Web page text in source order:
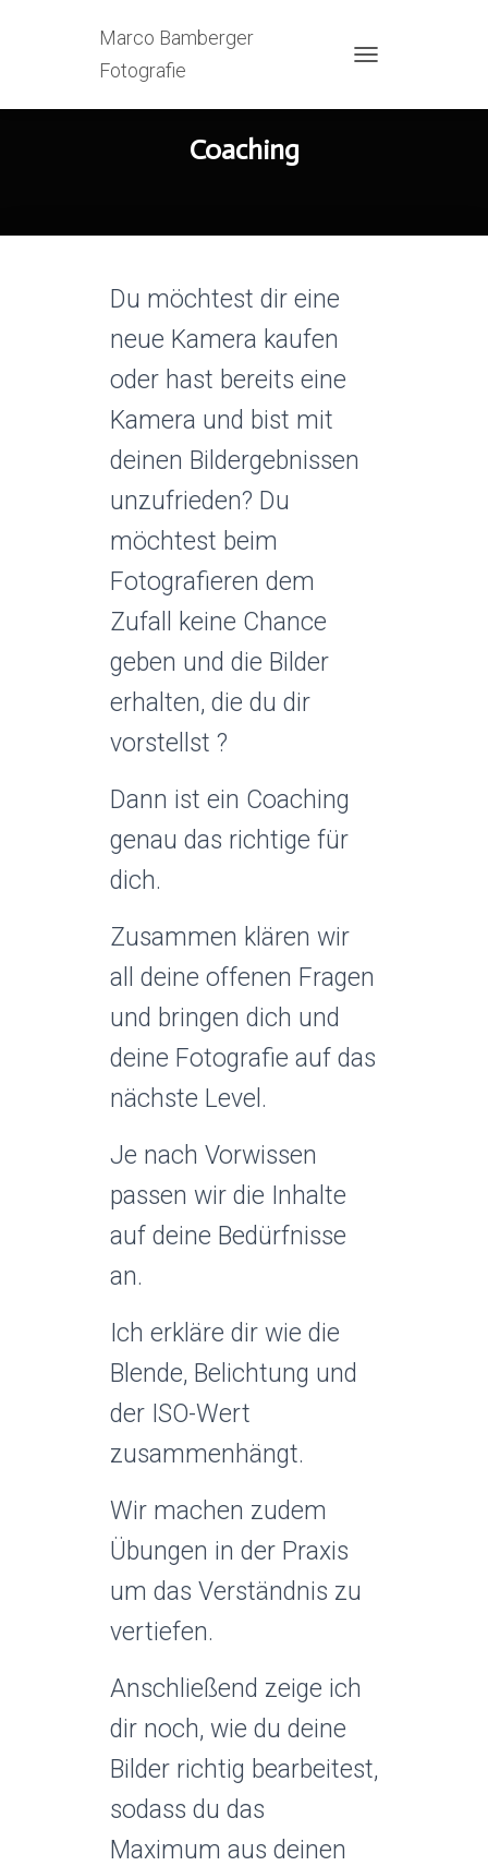
Marco Bamberger
Fotografie
G
V
Coaching
Du möchtest dir eine
neue Kamera kaufen
oder hast bereits eine
Kamera und bist mit
deinen Bildergebnissen
unzufrieden? Du
möchtest beim
Fotografieren dem
Zufall keine Chance
geben und die Bilder
erhalten, die du dir
vorstellst ?
Dann ist ein Coaching
genau das richtige für
dich.
Zusammen klären wir
all deine offenen Fragen
und bringen dich und
deine Fotografie auf das
nächste Level.
Je nach Vorwissen
passen wir die Inhalte
auf deine Bedürfnisse
an.
Ich erkläre dir wie die
Blende, Belichtung und
der ISO-Wert
zusammenhängt.
Wir machen zudem
Übungen in der Praxis
um das Verständnis zu
vertiefen.
Anschließend zeige ich
dir noch, wie du deine
Bilder richtig bearbeitest,
sodass du das
Maximum aus deinen